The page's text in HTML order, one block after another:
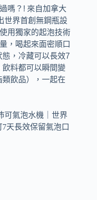
嗎？! 來自加拿大
世界首創無鋼瓶設
用獨家的起泡技術
，喝起來面密順口
，冷藏可以長效7
料都可以瞬間變
飲品），一起在